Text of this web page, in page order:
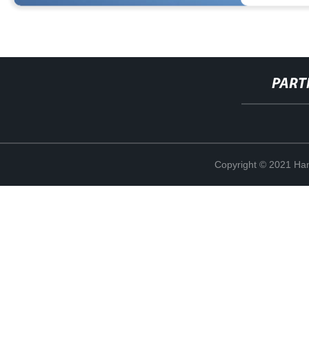
Copyright © 2021